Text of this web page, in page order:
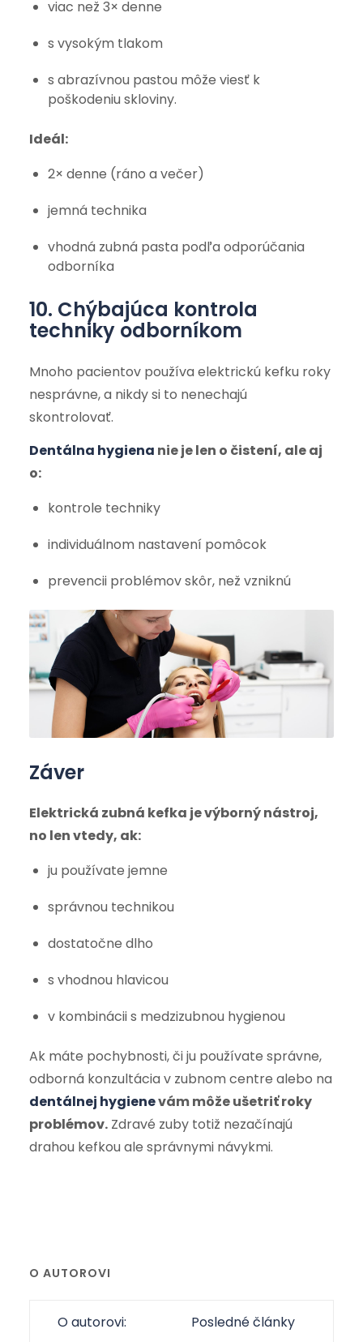
viac než 3× denne
s vysokým tlakom
s abrazívnou pastou môže viesť k
poškodeniu skloviny.
Ideál:
2× denne (ráno a večer)
jemná technika
vhodná zubná pasta podľa odporúčania
odborníka
10. Chýbajúca kontrola
techniky odborníkom
Mnoho pacientov používa elektrickú kefku roky
nesprávne, a nikdy si to nenechajú
skontrolovať.
Dentálna hygiena nie je len o čistení, ale aj
o:
kontrole techniky
individuálnom nastavení pomôcok
prevencii problémov skôr, než vzniknú
Záver
Elektrická zubná kefka je výborný nástroj,
no len vtedy, ak:
ju používate jemne
správnou technikou
dostatočne dlho
s vhodnou hlavicou
v kombinácii s medzizubnou hygienou
Ak máte pochybnosti, či ju používate správne,
odborná konzultácia v zubnom centre alebo na
dentálnej hygienevám môže ušetriť roky
problémov.Zdravé zuby totiž nezačínajú
drahou kefkou ale správnymi návykmi.
O AUTOROVI
O autorovi: Posledné články